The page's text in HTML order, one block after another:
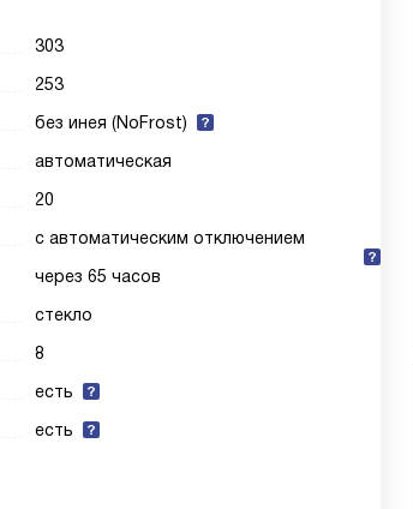
303
253
без инея (NoFrost)
автоматическая
20
с автоматическим отключением
через 65 часов
стекло
8
есть
есть